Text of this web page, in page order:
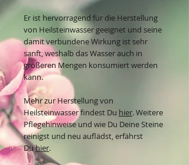
Er ist hervorragend für die Herstellung
von Heilsteinwasser geeignet und seine
damit verbundene Wirkung ist sehr
sanft, weshalb das Wasser auch in
größeren Mengen konsumiert werden
kann.
Mehr zur Herstellung von
Heilsteinwasser findest Du hier. Weitere
Pflegehinweise und wie Du Deine Steine
reinigst und neu auflädst, erfährst
Duhier.